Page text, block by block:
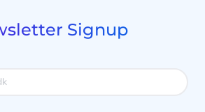
Signup